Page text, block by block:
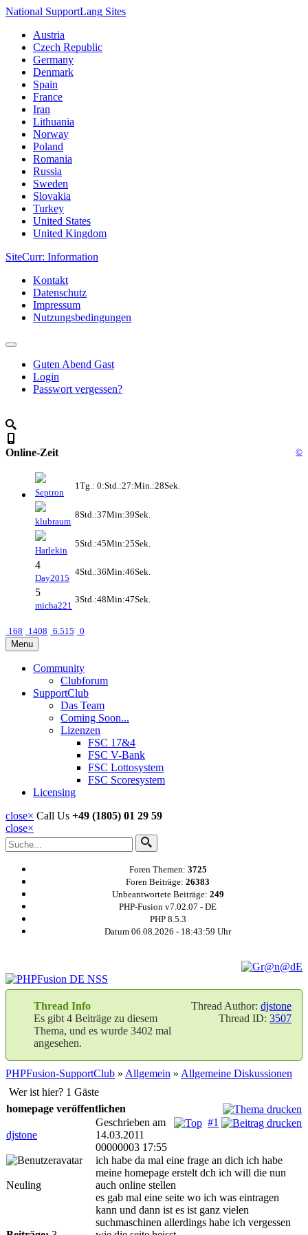
National SupportLang Sites
Austria
Czech Republic
Germany
Denmark
Spain
France
Iran
Lithuania
Norway
Poland
Romania
Russia
Sweden
Slovakia
Turkey
United States
United Kingdom
SiteCurr: Information
Kontakt
Datenschutz
Impressum
Nutzungsbedingungen
Guten Abend Gast
Login
Passwort vergessen?
Online-Zeit ©
Septron
1Tg.: 0:Std.:27:Min.:28Sek.
klubraum
8Std.:37Min:39Sek.
Harlekin
5Std.:45Min:25Sek.
4
Day2015
4Std.:36Min:46Sek.
5
micha221
3Std.:48Min:47Sek.
168 1408 6.515 0
Menu
Community
Clubforum
SupportClub
Das Team
Coming Soon...
Lizenzen
FSC 17&4
FSC V-Bank
FSC Lottosystem
FSC Scoresystem
Licensing
close× Call Us +49 (1805) 01 29 59
close×
Foren Themen: 3725
Foren Beiträge: 26383
Unbeantwortete Beiträge: 249
PHP-Fusion v7.02.07 - DE
PHP 8.5.3
Datum 06.08.2026 - 18:43:59 Uhr
Thread Author: djstone
Thread ID: 3507
Thread Info
Es gibt 4 Beiträge zu diesem
Thema, und es wurde 3402 mal
angesehen.
PHPFusion-SupportClub » Allgemein » Allgemeine Diskussionen
Wer ist hier? 1 Gäste
homepage veröffentlichen
djstone
#1
Geschrieben am
14.03.2011
00000003 17:55
Neuling
ich habe da mal eine frage an dich ich habe
meine homepage erstelt dch ich will die nun
auch online stellen
es gab mal eine seite wo ich was eintragen
kann und dann ist es ist ganz vielen
suchmaschinen allerdings habe ich vergessen